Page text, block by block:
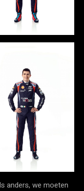
anders, we moeten